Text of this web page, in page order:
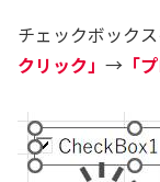
チェックボック
クリック」 → 「